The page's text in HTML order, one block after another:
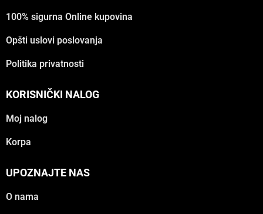
100% sigurna Online kupovina
Opšti uslovi poslovanja
Politika privatnosti
KORISNIČKI NALOG
Moj nalog
Korpa
UPOZNAJTE NAS
O nama